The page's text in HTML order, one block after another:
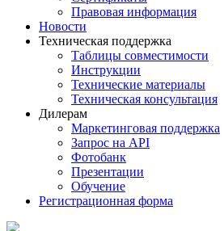
Правовая информация
Новости
Техническая поддержка
Таблицы совместимости
Инструкции
Технические материалы
Техническая консультация
Дилерам
Маркетинговая поддержка
Запрос на API
Фотобанк
Презентации
Обучение
Регистрационная форма